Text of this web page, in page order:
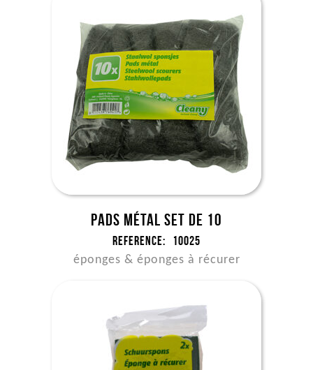
Pads métal set de 10
Reference: 10025
éponges & éponges à récurer